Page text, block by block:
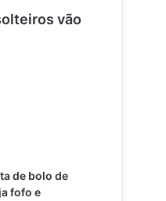
vão
de bolo de
fofo e